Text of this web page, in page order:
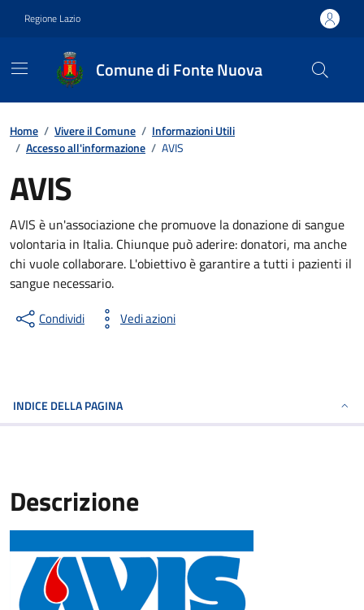
Regione Lazio
Comune di Fonte Nuova
Contenuti in evidenza
Home / Vivere il Comune / Informazioni Utili
/ Accesso all'informazione / AVIS
AVIS
AVIS è un'associazione che promuove la donazione di sangue
volontaria in Italia. Chiunque può aderire: donatori, ma anche
chi vuole collaborare. L'obiettivo è garantire a tutti i pazienti il
sangue necessario.
Condividi Vedi azioni
INDICE DELLA PAGINA
Descrizione